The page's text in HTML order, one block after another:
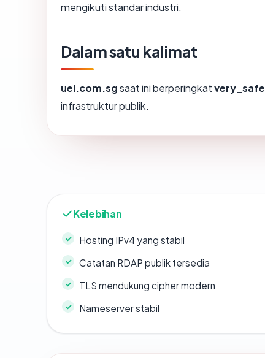
mengikuti standar industri.
Dalam satu kalimat
uel.com.sgsaat ini berperingkatvery_safe
infrastruktur publik.
Kelebihan
Hosting IPv4 yang stabil
Catatan RDAP publik tersedia
TLS mendukung cipher modern
Nameserver stabil